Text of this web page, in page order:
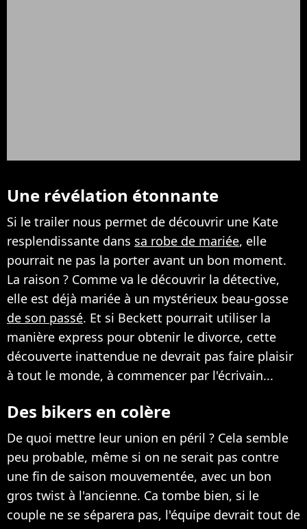
Une révélation étonnante
Si le trailer nous permet de découvrir une Kate
resplendissante dans sa robe de mariée, elle
pourrait ne pas la porter avant un bon moment.
La raison ? Comme va le découvrir la détective,
elle est déjà mariée à un mystérieux beau-gosse
de son passé. Et si Beckett pourrait utiliser la
manière express pour obtenir le divorce, cette
découverte inattendue ne devrait pas faire plaisir
à tout le monde, à commencer par l'écrivain...
Des bikers en colère
De quoi mettre leur union en péril ? Cela semble
peu probable, même si on ne serait pas contre
une fin de saison mouvementée, avec un bon
gros twist à l'ancienne. Ca tombe bien, si le
couple ne se séparera pas, l'équipe devrait tout de